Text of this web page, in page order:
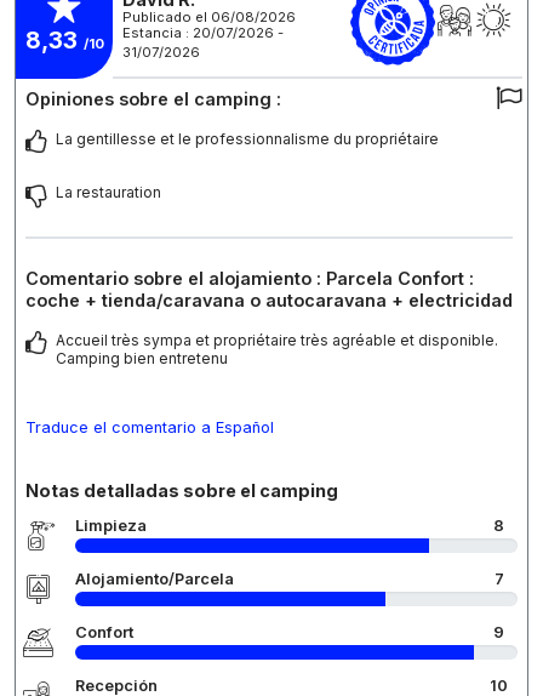
8,33 /10
Publicado el 06/08/2026
Estancia : 20/07/2026 -
31/07/2026
Opiniones sobre el camping :
La gentillesse et le professionnalisme du propriétaire
La restauration
Comentario sobre el alojamiento : Parcela Confort :
coche + tienda/caravana o autocaravana + electricidad
Accueil très sympa et propriétaire très agréable et disponible.
Camping bien entretenu
Traduce el comentario a Español
Notas detalladas sobre el camping
Limpieza 8
Alojamiento/Parcela 7
Confort 9
Recepción 10